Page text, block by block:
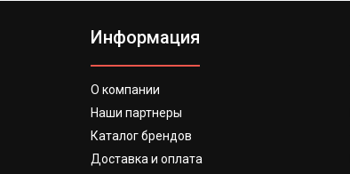
Информация
О компании
Наши партнеры
Каталог брендов
Доставка и оплата